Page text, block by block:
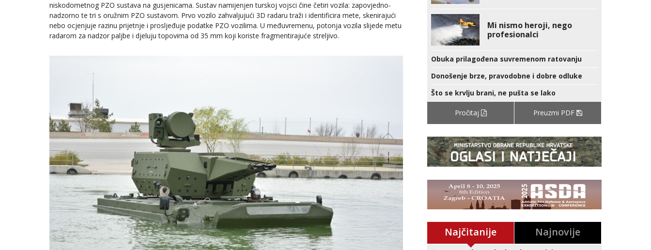
niskodometnog PZO sustava na gusjenicama. Sustav namijenjen turskoj vojsci čine četiri vozila: zapovjedno-
nadzorno te tri s oružnim PZO sustavom. Prvo vozilo zahvaljujući 3D radaru traži i identificira mete, skenirajući
nebo ocjenjuje razinu prijetnje i prosljeđuje podatke PZO vozilima. U međuvremenu, potonja vozila slijede metu
radarom za nadzor paljbe i djeluju topovima od 35 mm koji koriste fragmentirajuće streljivo.
Mi nismo heroji, nego
profesionalci
Obuka prilagođena suvremenom ratovanju
Donošenje brze, pravodobne i dobre odluke
Što se krvlju brani, ne pušta se lako
Pročitaj Preuzmi PDF
Najčitanije Najnovije